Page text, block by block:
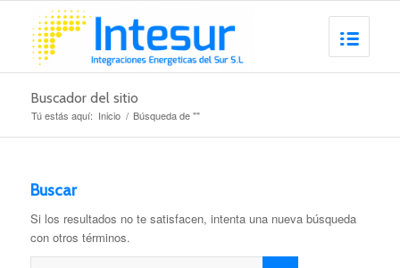
Buscador del sitio
Tú estás aquí: Inicio / Búsqueda de ""
Buscar
Si los resultados no te satisfacen, intenta una nueva búsqueda
con otros términos.